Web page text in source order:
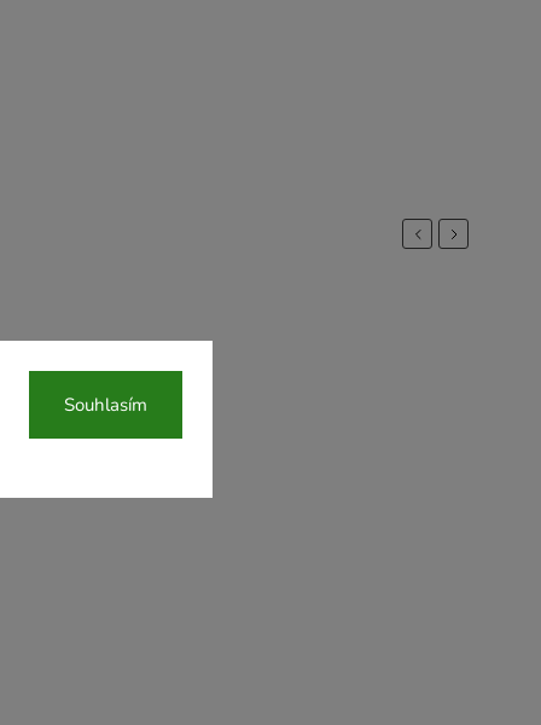
Souhlasím
PreviousNext